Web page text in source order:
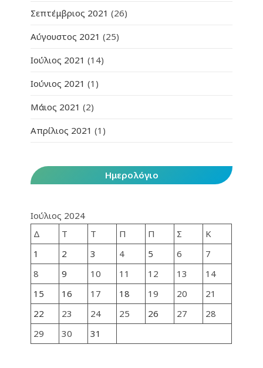
Σεπτέμβριος 2021 (26)
Αύγουστος 2021 (25)
Ιούλιος 2021 (14)
Ιούνιος 2021 (1)
Μάιος 2021 (2)
Απρίλιος 2021 (1)
Ημερολόγιο
Ιούλιος 2024
Δ
Τ Τ Π Π Σ
Κ
1
2 3 4 5 6
7
8
9 10 11 12 13
14
15
16 17 18 19 20
21
22
23 24 25 26 27
28
29
30 31